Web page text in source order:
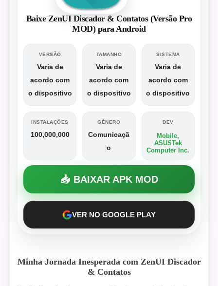
Baixe ZenUI Discador & Contatos (Versão Pro
MOD) para Android
VERSÃO
Varia de
acordo com
o dispositivo
TAMANHO
Varia de
acordo com
o dispositivo
SISTEMA
Varia de
acordo com
o dispositivo
INSTALAÇÕES
100,000,000
GÊNERO
Comunicaçã
o
DEV
Mobile,
ASUSTek
Computer Inc.
📥 BAIXAR APK MOD
VER NO GOOGLE PLAY
Minha Jornada Inesperada com ZenUI Discador
& Contatos